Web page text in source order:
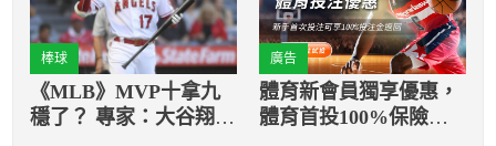
棒球
《MLB》MVP十拿九
穩了？ 專家：大谷翔平
廣告
體育新會員獨享優惠，
體育首投100%保險返